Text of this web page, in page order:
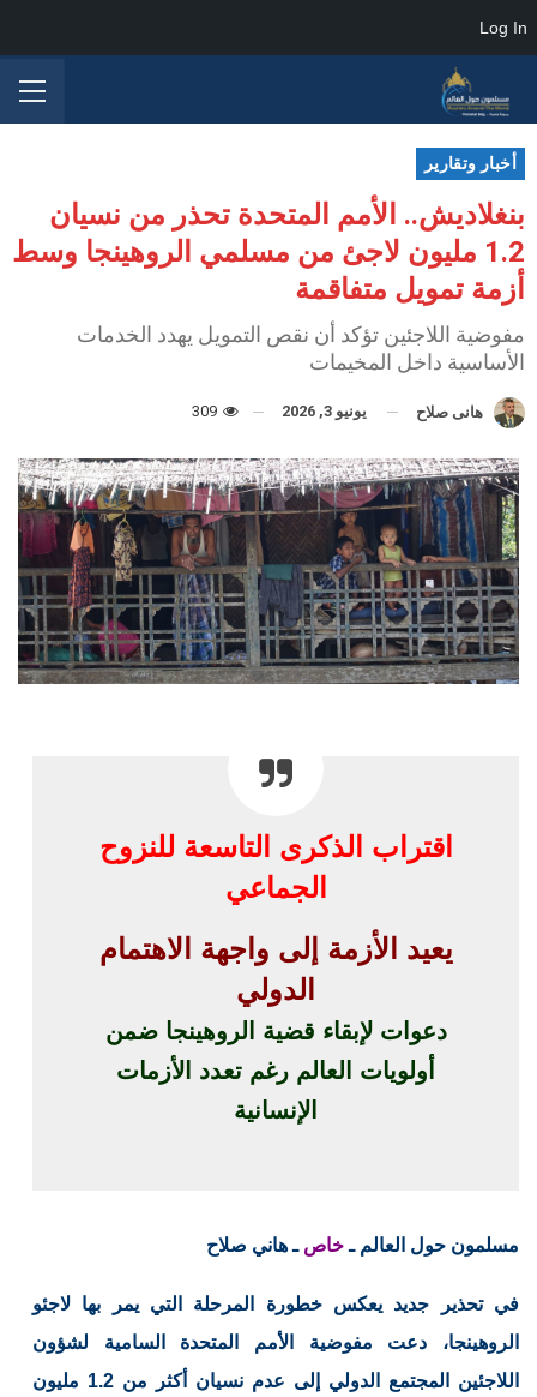
أخبار وتقارير
بنغلاديش.. الأمم المتحدة تحذر من نسيان
1.2 مليون لاجئ من مسلمي الروهينجا وسط
أزمة تمويل متفاقمة
مفوضية اللاجئين تؤكد أن نقص التمويل يهدد الخدمات
الأساسية داخل المخيمات
هانى صلاح يونيو 3, 2026
اقتراب الذكرى التاسعة للنزوح
الجماعي
يعيد الأزمة إلى واجهة الاهتمام
الدولي
دعوات لإبقاء قضية الروهينجا ضمن
أولويات العالم رغم تعدد الأزمات
الإنسانية
مسلمون حول العالم ـخاص ـ هاني صلاح
في تحذير جديد يعكس خطورة المرحلة التي يمر بها لاجئو
الروهينجا، دعت مفوضية الأمم المتحدة السامية لشؤون
اللاجئين المجتمع الدولي إلى عدم نسيان أكثر من 1.2 مليون
Log In